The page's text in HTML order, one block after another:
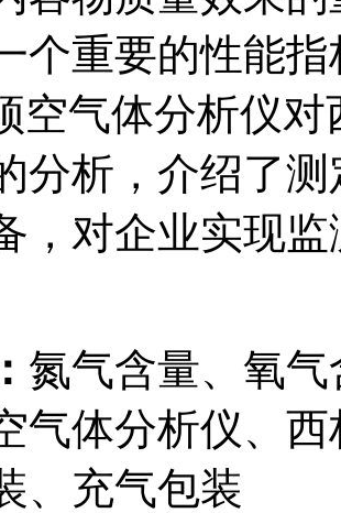
个重要的性能
空气体分析仪
分析，介绍了
，对企业实现
氮气含量、氧
气体分析仪、
、充气包装